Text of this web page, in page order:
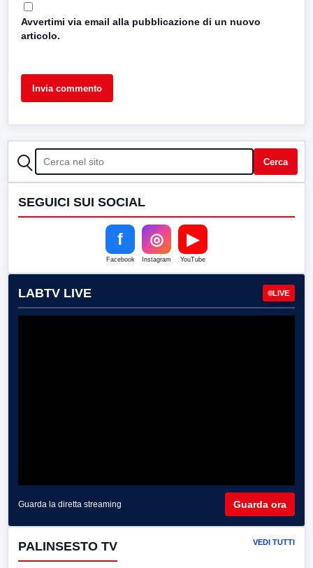
Avvertimi via email alla pubblicazione di un nuovo
articolo.
CERCA Cerca
SEGUICI SUI SOCIAL
f
Facebook
◎
Instagram
▶
YouTube
LABTV LIVE LIVE
Guarda la diretta streaming Guarda ora
PALINSESTO TV VEDI TUTTI